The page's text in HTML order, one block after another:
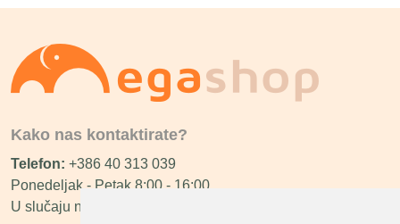
Kako nas kontaktirate?
Telefon: +386 40 313 039
Ponedeljak - Petak 8:00 - 16:00
U slučaju neraspoloživosti ćemo vas nazvati.